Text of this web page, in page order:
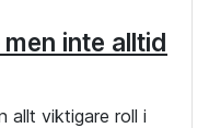
inte alltid
allt viktigare roll i